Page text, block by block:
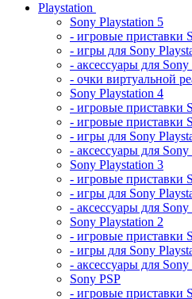
Playstation
Sony Playstation 5
- игровые приставки
- игры для Sony
- аксессуары для
- очки виртуальной
Sony Playstation 4
- игровые приставки
- игровые приставки
- игры для Sony
- аксессуары для
Sony Playstation 3
- игровые приставки
- игры для Sony
- аксессуары для
Sony Playstation 2
- игровые приставки
- игры для Sony
- аксессуары для
Sony PSP
- игровые приставки